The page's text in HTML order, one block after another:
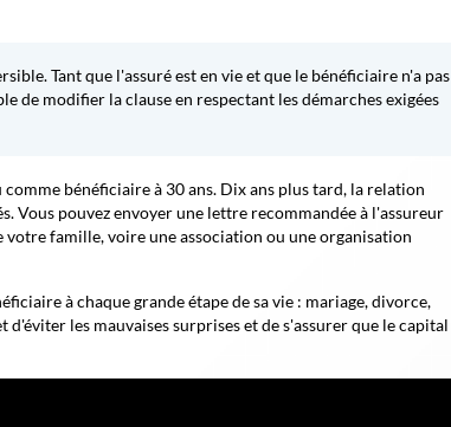
Tant que l'assuré est en vie et que le bénéficiaire n'a pas
de modifier la clause en respectant les démarches exigées
bénéficiaire à 30 ans. Dix ans plus tard, la relation
Vous pouvez envoyer une lettre recommandée à l'assureur
famille, voire une association ou une organisation
à chaque grande étape de sa vie : mariage, divorce,
les mauvaises surprises et de s'assurer que le capital